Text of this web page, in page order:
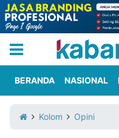
Iklan
Berita
Kami
BERANDA NASIONAL
Kolom Opini